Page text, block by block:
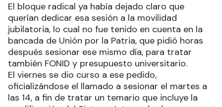
El bloque radical ya había dejado claro que
querían dedicar esa sesión a la movilidad
jubilatoria, lo cual no fue tenido en cuenta en la
bancada de Unión por la Patria, que pidió horas
después sesionar ese mismo día, para tratar
también FONID y presupuesto universitario.
El viernes se dio curso a ese pedido,
oficializándose el llamado a sesionar el martes a
las 14, a fin de tratar un temario que incluye la